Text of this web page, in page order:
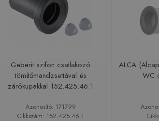
Geberit szifon csatlakozó
tömítőmandzsettával és
zárókupakkal 152.425.46.1
Azonosító: 171799
Cikkszám: 152.425.46.1
ALCA
WC